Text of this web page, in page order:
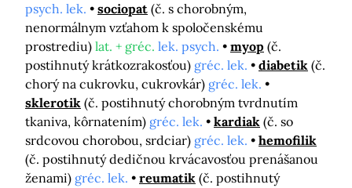
psych. lek.
sociopat (č. s chorobným,
nenormálnym vzťahom k spoločenskému
prostrediu) lat. + gréc. lek. psych. myop (č.
postihnutý krátkozrakosťou) gréc. lek. diabetik (č.
chorý na cukrovku, cukrovkár) gréc. lek.
sklerotik (č. postihnutý chorobným tvrdnutím
tkaniva, kôrnatením) gréc. lek. kardiak (č. so
srdcovou chorobou, srdciar) gréc. lek.
hemofilik
(č. postihnutý dedičnou krvácavosťou prenášanou
ženami) gréc. lek. reumatik (č. postihnutý